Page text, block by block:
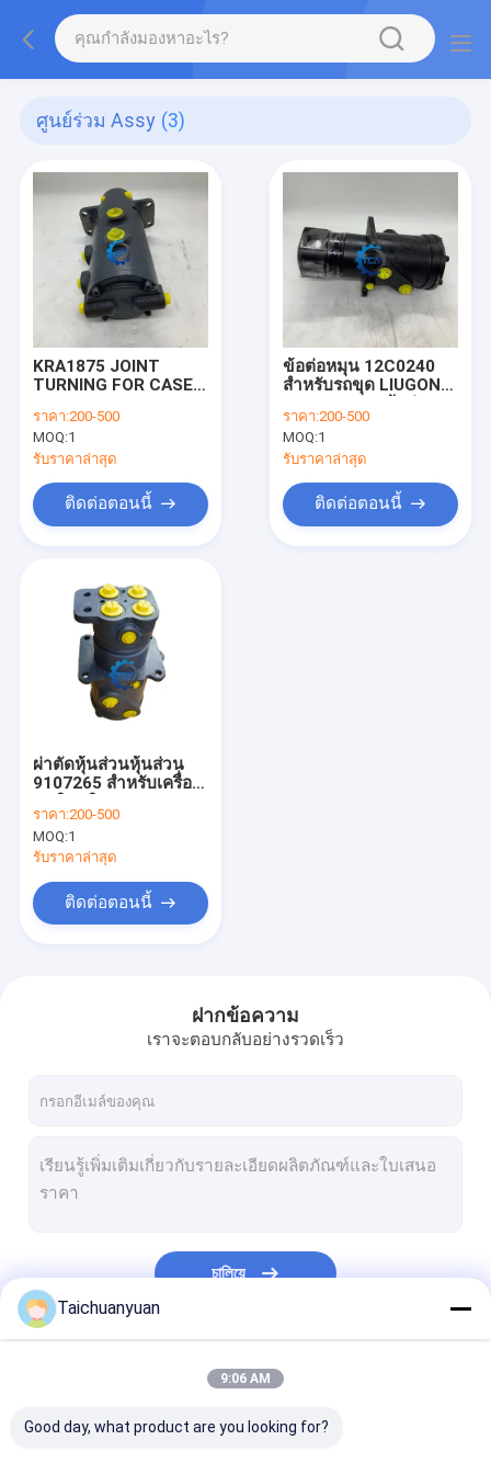
ศูนย์ร่วม Assy (3)
KRA1875 JOINT
TURNING FOR CASE
JOINT ASSY การหมุน
สานสําหรับกรณีเครื่อง
ขุด
ราคา:200-500
MOQ:1
รับราคาล่าสุด
ติดต่อตอนนี้
ข้อต่อหมุน 12C0240
สำหรับรถขุด LIUGONG
กลาง
ราคา:200-500
MOQ:1
รับราคาล่าสุด
ติดต่อตอนนี้
ผ่าตัดหุ้นส่วนหุ้นส่วน
9107265 สําหรับเครื่อง
ZX210H-3G
ZX210LC-3G ZX230-
HHE ZX240-3-HCMC
ราคา:200-500
MOQ:1
รับราคาล่าสุด
ติดต่อตอนนี้
ฝากข้อความ
เราจะตอบกลับอย่างรวดเร็ว
চালিয়ে
Taichuanyuan
9:06 AM
Good day, what product are you looking for?